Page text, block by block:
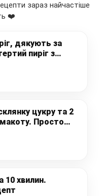
зараз найчастіше
❤️
дякують за
пиріг з
цукру та 2
Просто
10 хвилин.